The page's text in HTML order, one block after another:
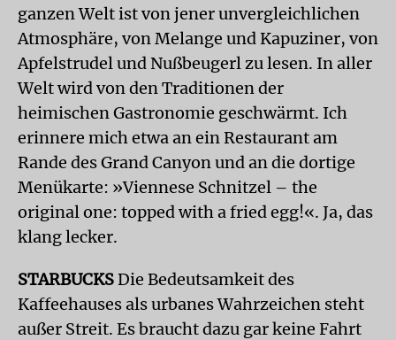
ganzen Welt ist von jener unvergleichlichen
Atmosphäre, von Melange und Kapuziner, von
Apfelstrudel und Nußbeugerl zu lesen. In aller
Welt wird von den Traditionen der
heimischen Gastronomie geschwärmt. Ich
erinnere mich etwa an ein Restaurant am
Rande des Grand Canyon und an die dortige
Menükarte: »Viennese Schnitzel – the
original one: topped with a fried egg!«. Ja, das
klang lecker.
STARBUCKSDie Bedeutsamkeit des
Kaffeehauses als urbanes Wahrzeichen steht
außer Streit. Es braucht dazu gar keine Fahrt